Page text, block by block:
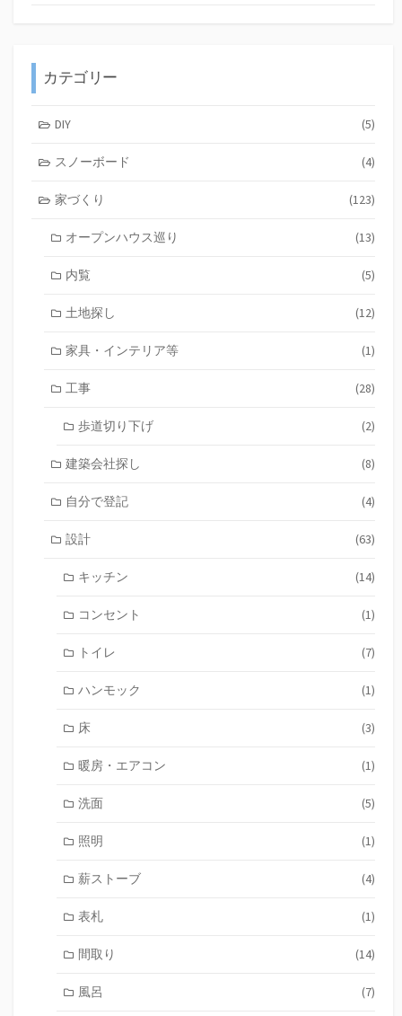
カテゴリー
DIY (5)
スノーボード (4)
家づくり (123)
オープンハウス巡り (13)
内覧 (5)
土地探し (12)
家具・インテリア等 (1)
工事 (28)
歩道切り下げ (2)
建築会社探し (8)
自分で登記 (4)
設計 (63)
キッチン (14)
コンセント (1)
トイレ (7)
ハンモック (1)
床 (3)
暖房・エアコン (1)
洗面 (5)
照明 (1)
薪ストーブ (4)
表札 (1)
間取り (14)
風呂 (7)